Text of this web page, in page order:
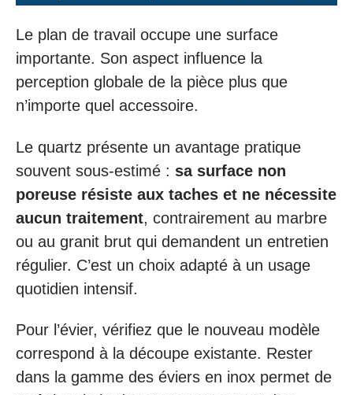
Le plan de travail occupe une surface
importante. Son aspect influence la
perception globale de la pièce plus que
n’importe quel accessoire.
Le quartz présente un avantage pratique
souvent sous-estimé : sa surface non
poreuse résiste aux taches et ne nécessite
aucun traitement, contrairement au marbre
ou au granit brut qui demandent un entretien
régulier. C’est un choix adapté à un usage
quotidien intensif.
Pour l’évier, vérifiez que le nouveau modèle
correspond à la découpe existante. Rester
dans la gamme des éviers en inox permet de